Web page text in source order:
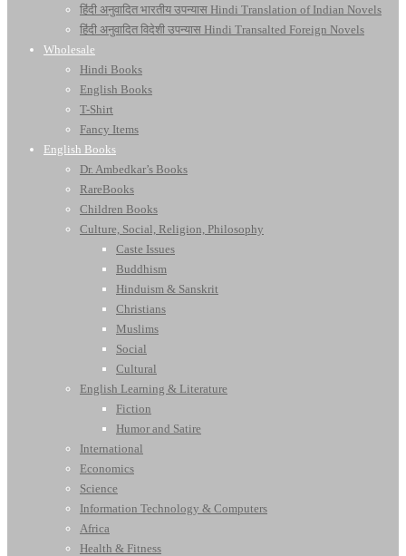
हिंदी अनुवादित भारतीय उपन्यास Hindi Translation of Indian Novels
हिंदी अनुवादित विदेशी उपन्यास Hindi Transalted Foreign Novels
Wholesale
Hindi Books
English Books
T-Shirt
Fancy Items
English Books
Dr. Ambedkar’s Books
RareBooks
Children Books
Culture, Social, Religion, Philosophy
Caste Issues
Buddhism
Hinduism & Sanskrit
Christians
Muslims
Social
Cultural
English Learning & Literature
Fiction
Humor and Satire
International
Economics
Science
Information Technology & Computers
Africa
Health & Fitness